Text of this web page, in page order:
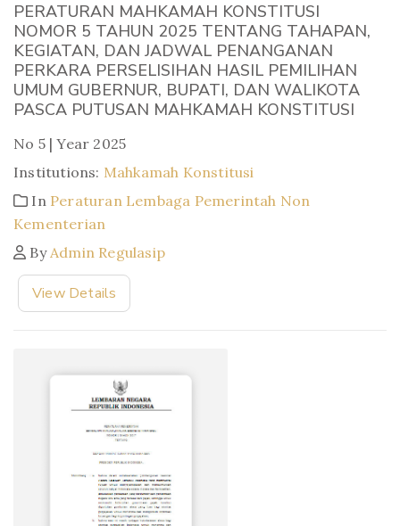
PERATURAN MAHKAMAH KONSTITUSI
NOMOR 5 TAHUN 2025 TENTANG TAHAPAN,
KEGIATAN, DAN JADWAL PENANGANAN
PERKARA PERSELISIHAN HASIL PEMILIHAN
UMUM GUBERNUR, BUPATI, DAN WALIKOTA
PASCA PUTUSAN MAHKAMAH KONSTITUSI
No 5 | Year 2025
Institutions: Mahkamah Konstitusi
In Peraturan Lembaga Pemerintah Non
Kementerian
ByAdmin Regulasip
View Details